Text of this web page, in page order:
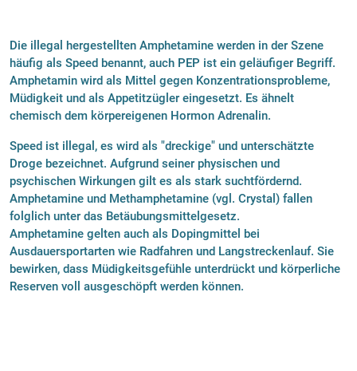
Die illegal hergestellten Amphetamine werden in der Szene
häufig als Speed benannt, auch PEP ist ein geläufiger Begriff.
Amphetamin wird als Mittel gegen Konzentrationsprobleme,
Müdigkeit und als Appetitzügler eingesetzt. Es ähnelt
chemisch dem körpereigenen Hormon Adrenalin.
Speed ist illegal, es wird als "dreckige" und unterschätzte
Droge bezeichnet. Aufgrund seiner physischen und
psychischen Wirkungen gilt es als stark suchtfördernd.
Amphetamine und Methamphetamine (vgl. Crystal) fallen
folglich unter das Betäubungsmittelgesetz.
Amphetamine gelten auch als Dopingmittel bei
Ausdauersportarten wie Radfahren und Langstreckenlauf. Sie
bewirken, dass Müdigkeitsgefühle unterdrückt und körperliche
Reserven voll ausgeschöpft werden können.